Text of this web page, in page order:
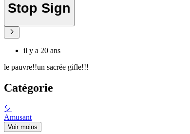
Stop Sign
il y a 20 ans
le pauvre!!un sacrée gifle!!!
Catégorie
🎈
Amusant
Voir moins